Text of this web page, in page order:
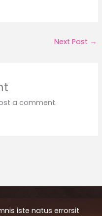
Next Post →
a comment.
iste natus errorsit